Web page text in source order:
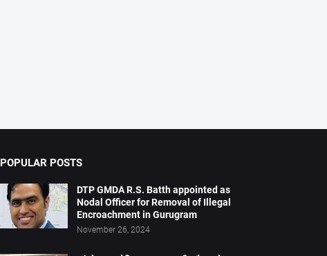
POPULAR POSTS
DTP GMDA R.S. Batth appointed as
Nodal Officer for Removal of Illegal
Encroachment in Gurugram
November 26, 2024